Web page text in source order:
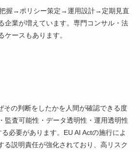
握→ポリシー策定→運用設計→定期見直
企業が増えています。専門コンサル・法
ケースもあります。
その判断をしたかを人間が確認できる度
監査可能性・データ透明性・運用透明性
必要があります。EU AI Actの施行によ
る説明責任が強化されており、高リスク